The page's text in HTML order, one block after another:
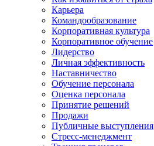
Карьера
Командообразование
Корпоративная культура
Корпоративное обучение
Лидерство
Личная эффективность
Наставничество
Обучение персонала
Оценка персонала
Принятие решений
Продажи
Публичные выступления
Стресс-менеджмент